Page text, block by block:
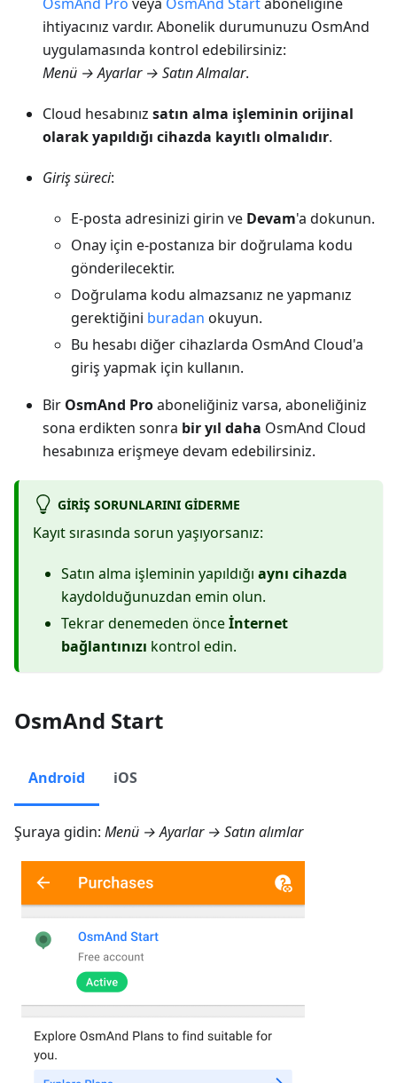
ihtiyacınız vardır. Abonelik durumunuzu OsmAnd
uygulamasında kontrol edebilirsiniz:
Menü → Ayarlar → Satın Almalar.
Cloud hesabınız satın alma işleminin orijinal
olarak yapıldığı cihazda kayıtlı olmalıdır.
Giriş süreci:
E-posta adresinizi girin ve Devam'a dokunun.
Onay için e-postanıza bir doğrulama kodu
gönderilecektir.
Doğrulama kodu almazsanız ne yapmanız
gerektiğini buradan okuyun.
Bu hesabı diğer cihazlarda OsmAnd Cloud'a
giriş yapmak için kullanın.
Bir OsmAnd Proaboneliğiniz varsa, aboneliğiniz
sona erdikten sonra bir yıl daha OsmAnd Cloud
hesabınıza erişmeye devam edebilirsiniz.
GIRIŞ SORUNLARINI GIDERME
Kayıt sırasında sorun yaşıyorsanız:
Satın alma işleminin yapıldığı aynı cihazda
kaydolduğunuzdan emin olun.
Tekrar denemeden önceİnternet
bağlantınızı kontrol edin.
OsmAnd Start
Android iOS
Şuraya gidin: Menü → Ayarlar → Satın alımlar